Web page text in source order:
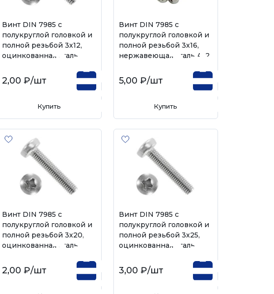
Винт DIN 7985 с
полукруглой головкой и
полной резьбой 3х12,
оцинкованная сталь
2,00 ₽/шт
Купить
Винт DIN 7985 с
полукруглой головкой и
полной резьбой 3х16,
нержавеющая сталь А-2
5,00 ₽/шт
Купить
Винт DIN 7985 с
полукруглой головкой и
полной резьбой 3х20,
оцинкованная сталь
2,00 ₽/шт
Винт DIN 7985 с
полукруглой головкой и
полной резьбой 3х25,
оцинкованная сталь
3,00 ₽/шт